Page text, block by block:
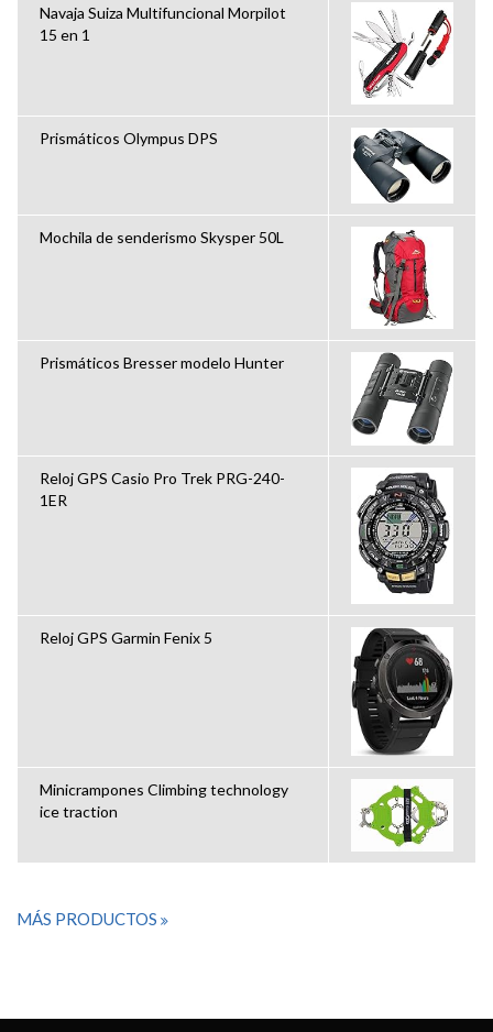
Navaja Suiza Multifuncional Morpilot
15 en 1
Prismáticos Olympus DPS
Mochila de senderismo Skysper 50L
Prismáticos Bresser modelo Hunter
Reloj GPS Casio Pro Trek PRG-240-
1ER
Reloj GPS Garmin Fenix 5
Minicrampones Climbing technology
ice traction
MÁS PRODUCTOS